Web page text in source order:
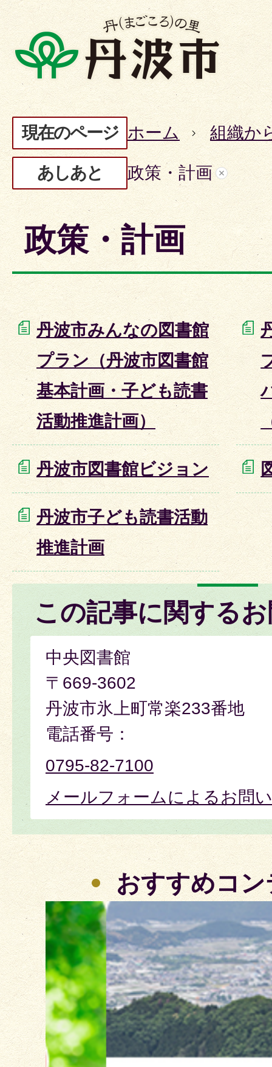
現在のページ ホーム 組織か
あしあと 政策・計画
政策・計画
丹波市みんなの図書館
プラン（丹波市図書館
基本計画・子ども読書
活動推進計画）
丹波市図書館ビジョン
丹波市子ども読書活動
推進計画
この記事に関する
中央図書館
〒669-3602
丹波市氷上町常楽233番地
電話番号：
0795-82-7100
メールフォームによるお問
おすすめコ
2
枚
目
の
ス